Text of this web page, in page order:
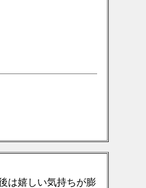
は嬉しい気持ちが膨